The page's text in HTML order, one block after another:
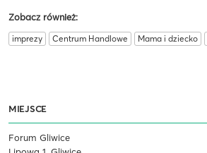
Zobacz również:
imprezy Centrum Handlowe Mama i dziecko
MIEJSCE
Forum Gliwice